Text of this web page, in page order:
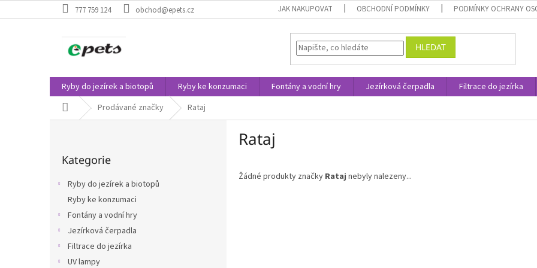
na
777 759 124 obchod@epets.cz JAK NAKUPOVAT OBCHODNÍ PODMÍNKY PODMÍNKY OCHRANY
HLEDAT
Ryby do jezírek a biotopů Ryby ke konzumaci Fontány a vodní hry Jezírková čerpadla Filtrace do jezírka
Domů Prodávané značky Rataj
kategorie
Kategorie
Ryby do jezírek a biotopů
Ryby ke konzumaci
Fontány a vodní hry
Jezírková čerpadla
Filtrace do jezírka
UV lampy
Rataj
Žádné produkty značky Rataj nebyly nalezeny...